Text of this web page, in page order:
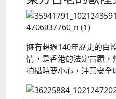
擁有超過140年歷史的白
情，是香港的法定古蹟，
拍攝時要小心，注意安全